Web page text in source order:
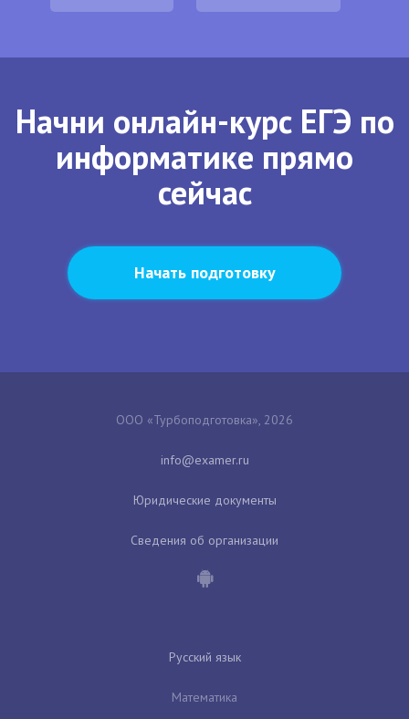
Начни онлайн-курс ЕГЭ по
информатике прямо
сейчас
Начать подготовку
ООО «Турбоподготовка», 2026
Юридические документы
Сведения об организации
Русский язык
Математика